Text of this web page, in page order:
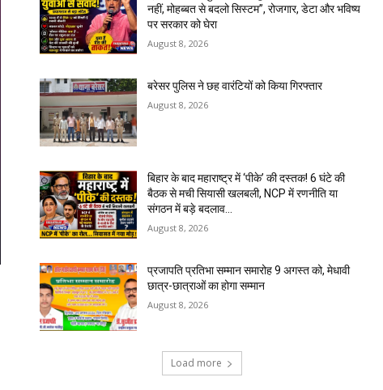
नहीं, मोहब्बत से बदलो सिस्टम”, रोजगार, डेटा और भविष्य
पर सरकार को घेरा
August 8, 2026
बरेसर पुलिस ने छह वारंटियों को किया गिरफ्तार
August 8, 2026
बिहार के बाद महाराष्ट्र में ‘पीके’ की दस्तक! 6 घंटे की
बैठक से मची सियासी खलबली, NCP में रणनीति या
संगठन में बड़े बदलाव...
August 8, 2026
प्रजापति प्रतिभा सम्मान समारोह 9 अगस्त को, मेधावी
छात्र-छात्राओं का होगा सम्मान
August 8, 2026
Load more